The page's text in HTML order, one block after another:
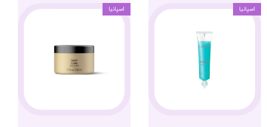
اسپانیا اسپانیا